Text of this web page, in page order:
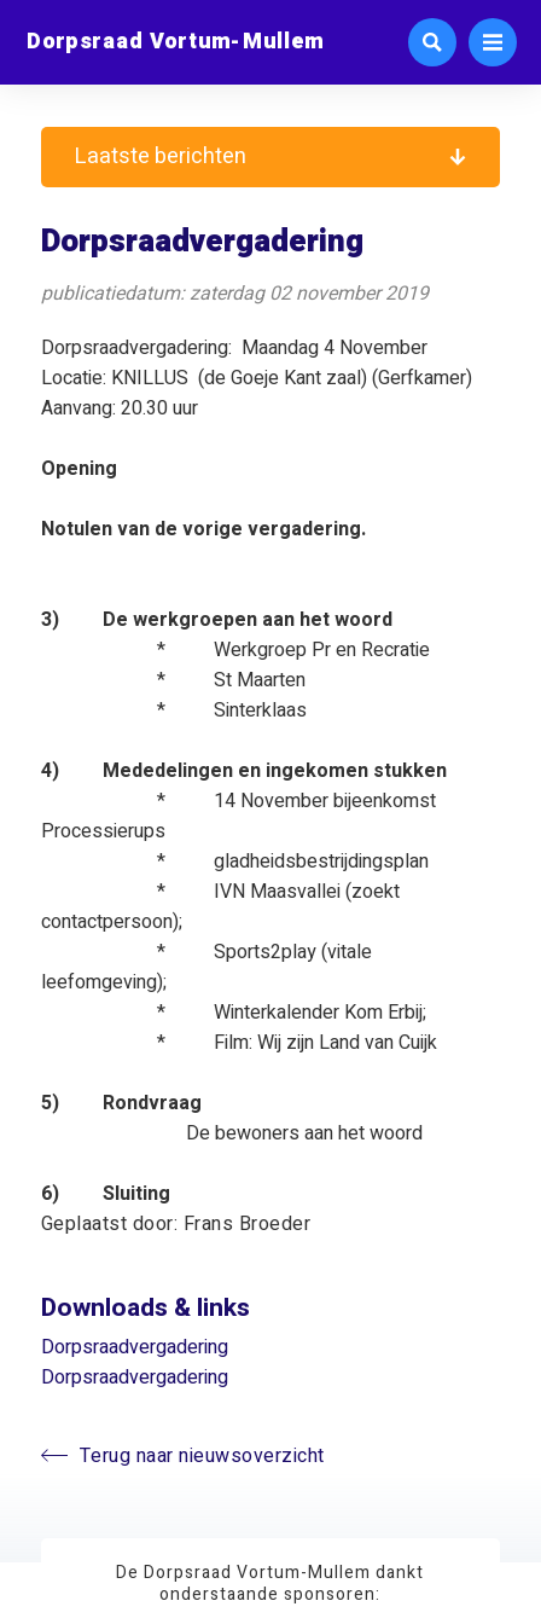
Dorpsraad Vortum-Mullem
Dorpsraadvergadering
publicatiedatum: zaterdag 02 november 2019
Dorpsraadvergadering: Maandag 4 November
Locatie: KNILLUS (de Goeje Kant zaal) (Gerfkamer)
Aanvang: 20.30 uur
Opening
Notulen van de vorige vergadering.
3) De werkgroepen aan het woord
* Werkgroep Pr en Recratie
* St Maarten
* Sinterklaas
4) Mededelingen en ingekomen stukken
* 14 November bijeenkomst
Processierups
* gladheidsbestrijdingsplan
* IVN Maasvallei (zoekt
contactpersoon);
* Sports2play (vitale
leefomgeving);
* Winterkalender Kom Erbij;
* Film: Wij zijn Land van Cuijk
5) Rondvraag
De bewoners aan het woord
6) Sluiting
Geplaatst door: Frans Broeder
Downloads & links
Dorpsraadvergadering
Dorpsraadvergadering
Terug naar nieuwsoverzicht
Laatste berichten
De Dorpsraad Vortum-Mullem dankt
onderstaande sponsoren: